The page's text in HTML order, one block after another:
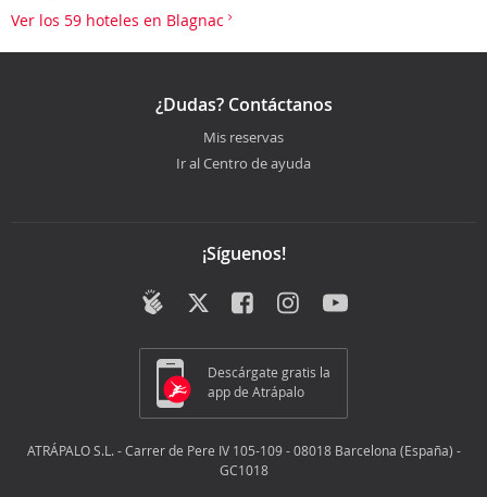
Ver los 59 hoteles en Blagnac
¿Dudas? Contáctanos
Mis reservas
Ir al Centro de ayuda
¡Síguenos!
Descárgate gratis la
app de Atrápalo
ATRÁPALO S.L. - Carrer de Pere IV 105-109 - 08018 Barcelona (España) -
GC1018